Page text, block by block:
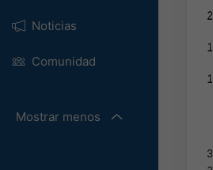
Noticias
Comunidad
Mostrar menos